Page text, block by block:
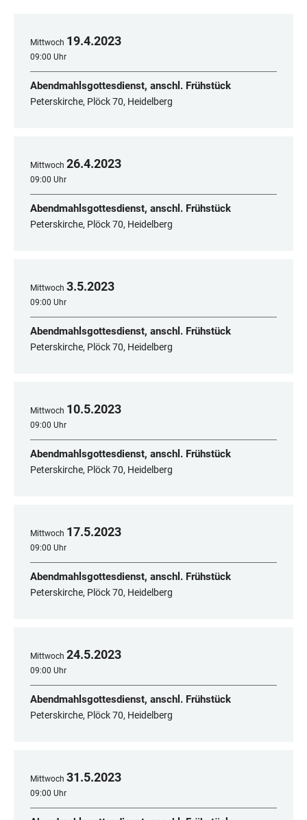
Mittwoch 19.4.2023
09:00 Uhr
Abendmahlsgottesdienst, anschl. Frühstück
Peterskirche, Plöck 70, Heidelberg
Mittwoch 26.4.2023
09:00 Uhr
Abendmahlsgottesdienst, anschl. Frühstück
Peterskirche, Plöck 70, Heidelberg
Mittwoch 3.5.2023
09:00 Uhr
Abendmahlsgottesdienst, anschl. Frühstück
Peterskirche, Plöck 70, Heidelberg
Mittwoch 10.5.2023
09:00 Uhr
Abendmahlsgottesdienst, anschl. Frühstück
Peterskirche, Plöck 70, Heidelberg
Mittwoch 17.5.2023
09:00 Uhr
Abendmahlsgottesdienst, anschl. Frühstück
Peterskirche, Plöck 70, Heidelberg
Mittwoch 24.5.2023
09:00 Uhr
Abendmahlsgottesdienst, anschl. Frühstück
Peterskirche, Plöck 70, Heidelberg
Mittwoch 31.5.2023
09:00 Uhr